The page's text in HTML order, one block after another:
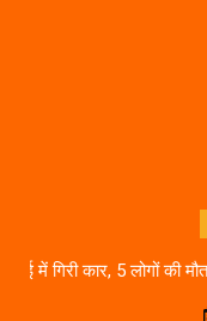
घायल बच्चे का
उत्तराखंड में